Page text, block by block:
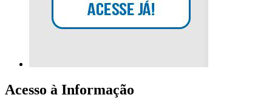
Acesso à Informação